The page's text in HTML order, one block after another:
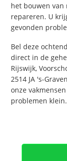
het bouwen van
repareren. U
gevonden
Bel deze
direct in de
Rijswijk,
2514 JA 's-
onze
problemen klein.